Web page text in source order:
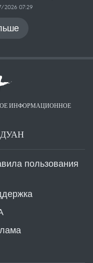
2026 07:29
ИНФОРМАЦИОННОЕ
ДУАН
пользования